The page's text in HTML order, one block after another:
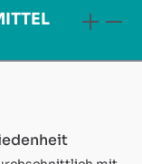
von 5 Sternen